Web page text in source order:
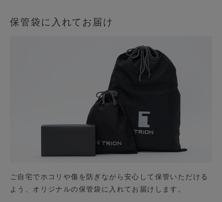
保管袋に入れてお届け
ご自宅でホコリや傷を防ぎながら安心して保管いただける
よう、オリジナルの保管袋に入れてお届けします。